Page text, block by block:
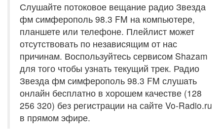
Слушайте потоковое вещание радио Звезда
фм симферополь 98.3 FM на компьютере,
планшете или телефоне. Плейлист может
отсутствовать по независящим от нас
причинам. Воспользуйтесь сервисом Shazam
для того чтобы узнать текущий трек. Радио
Звезда фм симферополь 98.3 FM слушать
онлайн бесплатно в хорошем качестве (128
256 320) без регистрации на сайте Vo-Radio.ru
в прямом эфире.